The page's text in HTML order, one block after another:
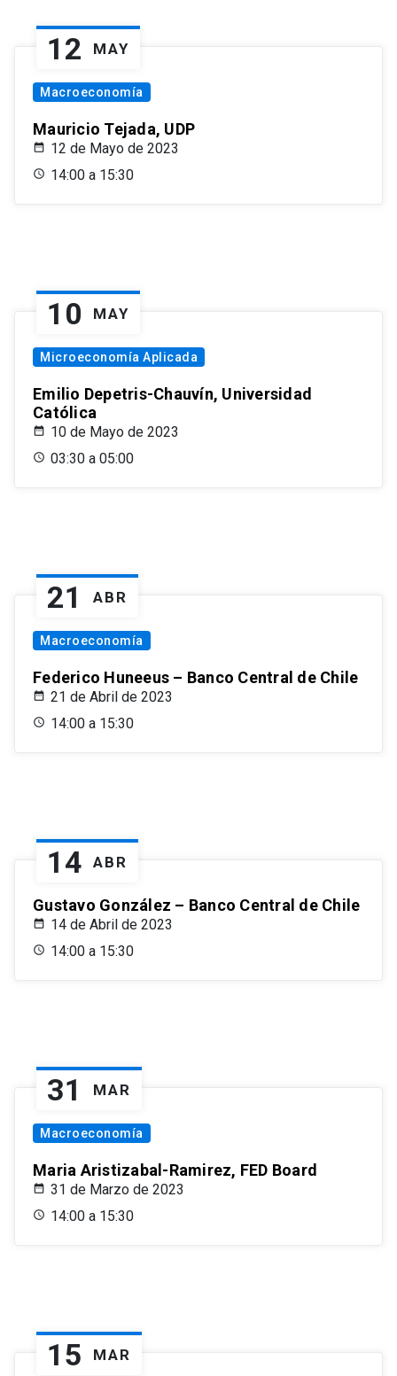
12 MAY
Macroeconomía
Mauricio Tejada, UDP
12 de Mayo de 2023
14:00 a 15:30
10 MAY
Microeconomía Aplicada
Emilio Depetris-Chauvín, Universidad
Católica
10 de Mayo de 2023
03:30 a 05:00
21 ABR
Macroeconomía
Federico Huneeus – Banco Central de Chile
21 de Abril de 2023
14:00 a 15:30
14 ABR
Gustavo González – Banco Central de Chile
14 de Abril de 2023
14:00 a 15:30
31 MAR
Macroeconomía
Maria Aristizabal-Ramirez, FED Board
31 de Marzo de 2023
14:00 a 15:30
15 MAR